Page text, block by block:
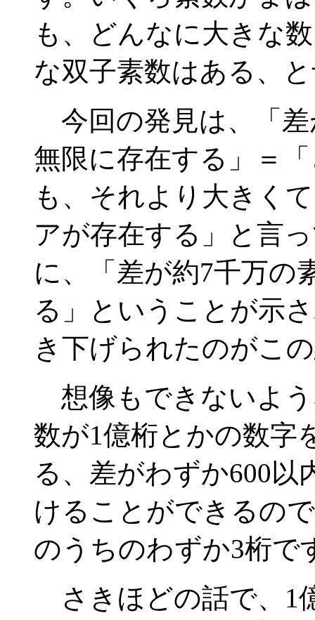
も、どんなに大きな
な双子素数はある、
今回の発見は、「差
無限に存在する」＝
も、それより大きく
アが存在する」と言
に、「差が約7千万の
る」ということが示
き下げられたのがこ
想像もできないよ
数が1億桁とかの数字
る、差がわずか600以
けることができるの
のうちのわずか3桁で
さきほどの話で、1